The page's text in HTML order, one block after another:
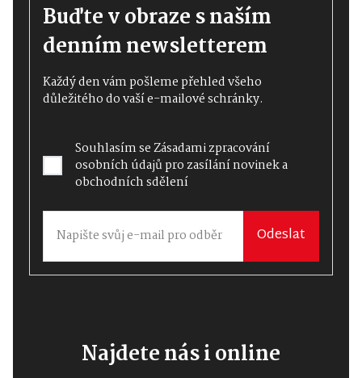
Buďte v obraze s naším
denním newsletterem
Každý den vám pošleme přehled všeho
důležitého do vaší e-mailové schránky.
Souhlasím seZásadami zpracování
osobních údajůpro zasílání novinek a
obchodních sdělení
Odeslat
Najdete nás i online